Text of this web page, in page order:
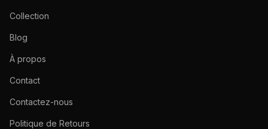
Collection
Blog
À propos
Contact
Contactez-nous
Politique de Retours